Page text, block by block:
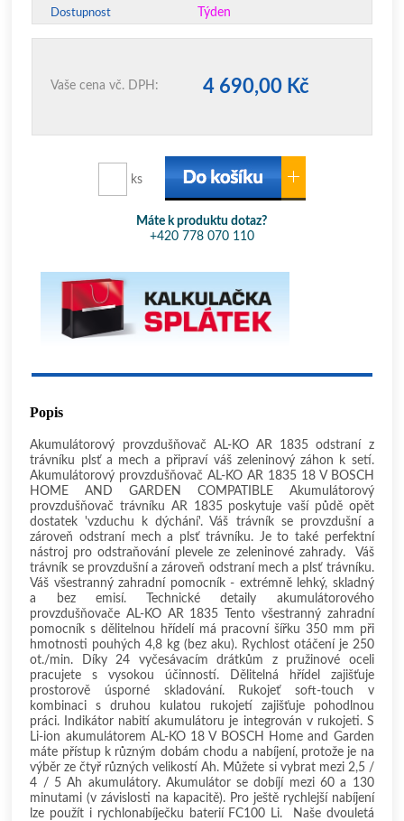
Dostupnost Týden
Vaše cena vč. DPH: 4 690,00 Kč
ks
Máte k produktu dotaz?
+420 778 070 110
Popis
Akumulátorový provzdušňovač AL-KO AR 1835 odstraní z
trávníku plsť a mech a připraví váš zeleninový záhon k setí.
Akumulátorový provzdušňovač AL-KO AR 1835 18 V BOSCH
HOME AND GARDEN COMPATIBLE Akumulátorový
provzdušňovač trávníku AR 1835 poskytuje vaší půdě opět
dostatek 'vzduchu k dýchání'. Váš trávník se provzdušní a
zároveň odstraní mech a plsť trávníku. Je to také perfektní
nástroj pro odstraňování plevele ze zeleninové zahrady. Váš
trávník se provzdušní a zároveň odstraní mech a plsť trávníku.
Váš všestranný zahradní pomocník - extrémně lehký, skladný
a bez emisí. Technické detaily akumulátorového
provzdušňovače AL-KO AR 1835 Tento všestranný zahradní
pomocník s dělitelnou hřídelí má pracovní šířku 350 mm při
hmotnosti pouhých 4,8 kg (bez aku). Rychlost otáčení je 250
ot./min. Díky 24 vyčesávacím drátkům z pružinové oceli
pracujete s vysokou účinností. Dělitelná hřídel zajišťuje
prostorově úsporné skladování. Rukojeť soft-touch v
kombinaci s druhou kulatou rukojetí zajišťuje pohodlnou
práci. Indikátor nabití akumulátoru je integrován v rukojeti. S
Li-ion akumulátorem AL-KO 18 V BOSCH Home and Garden
máte přístup k různým dobám chodu a nabíjení, protože je na
výběr ze čtyř různých velikostí Ah. Můžete si vybrat mezi 2,5 /
4 / 5 Ah akumulátory. Akumulátor se dobíjí mezi 60 a 130
minutami (v závislosti na kapacitě). Pro ještě rychlejší nabíjení
lze použít i rychlonabíječku baterií FC100 Li. Naše dvouletá